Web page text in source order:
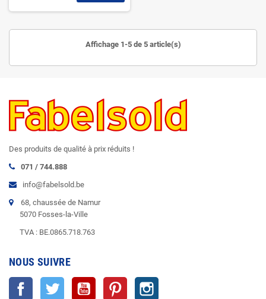
Affichage 1-5 de 5 article(s)
Des produits de qualité à prix réduits !
071 / 744.888
info@fabelsold.be
68, chaussée de Namur
5070 Fosses-la-Ville
TVA : BE.0865.718.763
NOUS SUIVRE
Facebook Twitter YouTube Pinterest